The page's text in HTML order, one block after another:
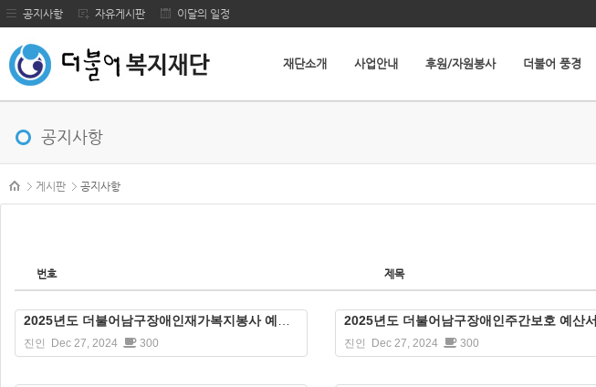
메뉴 건너뛰기
공지사항 자유게시판 이달의 일정
재단소개 사업안내 후원/자원봉사 더불어 풍경
공지사항
본문시작
게시판
공지사항
번호 제목
2025년도 더불어남구장애인재가복지봉사 예산서
진인 Dec 27, 2024 300
2025년도 더불어남구장애인주간보호 예산서
진인 Dec 27, 2024 300